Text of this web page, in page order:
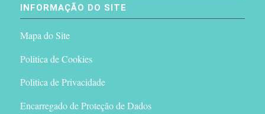
INFORMAÇÃO DO SITE
Mapa do Site
Politica de Cookies
Politica de Privacidade
Encarregado de Proteção de Dados